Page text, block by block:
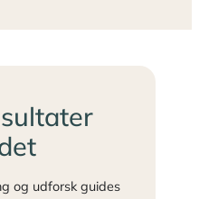
og udforsk guides